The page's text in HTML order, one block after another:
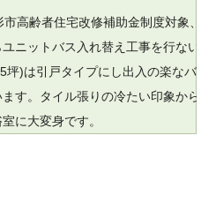
高齢者住宅改修補助金制度対象、
ニットバス入れ替え工事を行ない
坪)は引戸タイプにし出入の楽なバ
す。タイル張りの冷たい印象から
に大変身です。